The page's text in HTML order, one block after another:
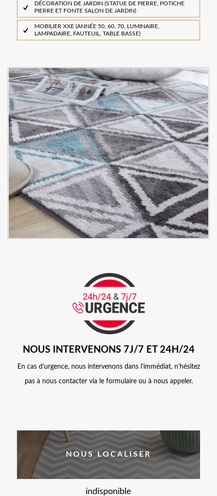
DÉCORATION DE JARDIN (STATUE DE PIERRE, POTICHE
PIERRE ET FONTE SALON DE JARDIN)
MOBILIER XXE (ANNÉE 50, 60, 70, LUMINAIRE,
LAMPADAIRE, FAUTEUIL, TABLE BASSE)
NOUS INTERVENONS 7J/7 ET 24H/24
En cas d’urgence, nous intervenons dans l’immédiat, n’hésitez
pas à nous contacter via le formulaire ou à nous appeler.
NOUS LOCALISER
indisponible